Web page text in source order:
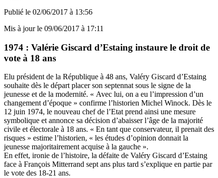
Publié le 02/06/2017 à 13:56
Mis à jour le 09/06/2017 à 17:11
1974 : Valérie Giscard d’Estaing instaure le droit de
vote à 18 ans
Elu président de la République à 48 ans, Valéry Giscard d’Estaing
souhaite dès le départ placer son septennat sous le signe de la
jeunesse et de la modernité. « Avec lui, on a eu l’impression d’un
changement d’époque » confirme l’historien Michel Winock. Dès le
12 juin 1974, le nouveau chef de l’Etat prend ainsi une mesure
symbolique et annonce sa décision d’abaisser l’âge de la majorité
civile et électorale à 18 ans. « En tant que conservateur, il prenait des
risques » estime l’historien, « les études d’opinion donnait la
jeunesse majoritairement acquise à la gauche ».
En effet, ironie de l’histoire, la défaite de Valéry Giscard d’Estaing
face à François Mitterrand sept ans plus tard s’explique en partie par
le vote des 18-21 ans.